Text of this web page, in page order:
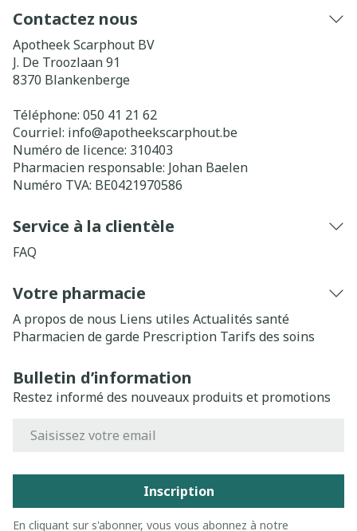
Contactez nous
Apotheek Scarphout BV
J. De Troozlaan 91
8370 Blankenberge
Téléphone: 050 41 21 62
Courriel: info@apotheekscarphout.be
Numéro de licence: 310403
Pharmacien responsable: Johan Baelen
Numéro TVA: BE0421970586
Service à la clientèle
FAQ
Votre pharmacie
A propos de nous Liens utiles Actualités santé
Pharmacien de garde Prescription Tarifs des soins
Bulletin d’information
Restez informé des nouveaux produits et promotions
Inscription
En cliquant sur s'abonner, vous vous abonnez à notre